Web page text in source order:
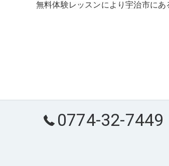
無料体験レッスンにより宇治市にあ
0774-32-